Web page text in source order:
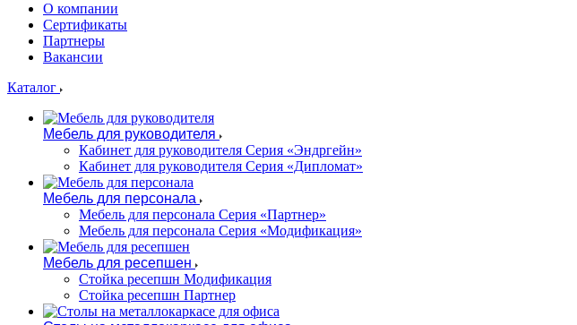
О компании
Сертификаты
Партнеры
Вакансии
Каталог
Мебель для руководителя
Кабинет для руководителя Серия «Эндргейн»
Кабинет для руководителя Серия «Дипломат»
Мебель для персонала
Мебель для персонала Серия «Партнер»
Мебель для персонала Серия «Модификация»
Мебель для ресепшен
Стойка ресепшн Модификация
Стойка ресепшн Партнер